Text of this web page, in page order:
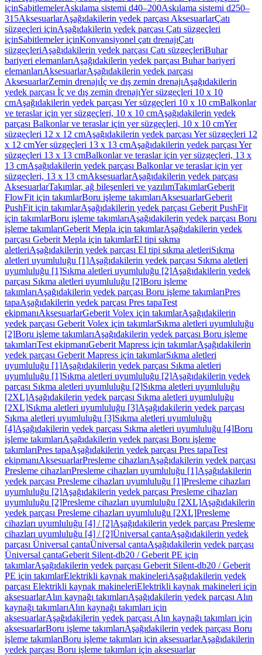
içinSabitlemelerAskılama sistemi d40–200Askılama sistemi d250–
315AksesuarlarAşağıdakilerin yedek parçası AksesuarlarÇatı
süzgeçleri içinAşağıdakilerin yedek parçası Çatı süzgeçleri
içinSabitlemeler içinKonvansiyonel çatı drenajıÇatı
süzgeçleriAşağıdakilerin yedek parçası Çatı süzgeçleriBuhar
bariyeri elemanlarıAşağıdakilerin yedek parçası Buhar bariyeri
elemanlarıAksesuarlarAşağıdakilerin yedek parçası
AksesuarlarZemin drenajıİç ve dış zemin drenajıAşağıdakilerin
yedek parçası İç ve dış zemin drenajıYer süzgeçleri 10 x 10
cmAşağıdakilerin yedek parçası Yer süzgeçleri 10 x 10 cmBalkonlar
ve teraslar için yer süzgeçleri, 10 x 10 cmAşağıdakilerin yedek
parçası Balkonlar ve teraslar için yer süzgeçleri, 10 x 10 cmYer
süzgeçleri 12 x 12 cmAşağıdakilerin yedek parçası Yer süzgeçleri 12
x 12 cmYer süzgeçleri 13 x 13 cmAşağıdakilerin yedek parçası Yer
süzgeçleri 13 x 13 cmBalkonlar ve teraslar için yer süzgeçleri, 13 x
13 cmAşağıdakilerin yedek parçası Balkonlar ve teraslar için yer
süzgeçleri, 13 x 13 cmAksesuarlarAşağıdakilerin yedek parçası
AksesuarlarTakımlar, ağ bileşenleri ve yazılımTakımlarGeberit
FlowFit için takımlarBoru işleme takımlarıAksesuarlarGeberit
PushFit için takımlarAşağıdakilerin yedek parçası Geberit PushFit
için takımlarBoru işleme takımlarıAşağıdakilerin yedek parçası Boru
işleme takımlarıGeberit Mepla için takımlarAşağıdakilerin yedek
parçası Geberit Mepla için takımlarEl tipi sıkma
aletleriAşağıdakilerin yedek parçası El tipi sıkma aletleriSıkma
aletleri uyumluluğu [1]Aşağıdakilerin yedek parçası Sıkma aletleri
uyumluluğu [1]Sıkma aletleri uyumluluğu [2]Aşağıdakilerin yedek
parçası Sıkma aletleri uyumluluğu [2]Boru işleme
takımlarıAşağıdakilerin yedek parçası Boru işleme takımlarıPres
tapaAşağıdakilerin yedek parçası Pres tapaTest
ekipmanıAksesuarlarGeberit Volex için takımlarAşağıdakilerin
yedek parçası Geberit Volex için takımlarSıkma aletleri uyumluluğu
[2]Boru işleme takımlarıAşağıdakilerin yedek parçası Boru işleme
takımlarıTest ekipmanıGeberit Mapress için takımlarAşağıdakilerin
yedek parçası Geberit Mapress için takımlarSıkma aletleri
uyumluluğu [1]Aşağıdakilerin yedek parçası Sıkma aletleri
uyumluluğu [1]Sıkma aletleri uyumluluğu [2]Aşağıdakilerin yedek
parçası Sıkma aletleri uyumluluğu [2]Sıkma aletleri uyumluluğu
[2XL]Aşağıdakilerin yedek parçası Sıkma aletleri uyumluluğu
[2XL]Sıkma aletleri uyumluluğu [3]Aşağıdakilerin yedek parçası
Sıkma aletleri uyumluluğu [3]Sıkma aletleri uyumluluğu
[4]Aşağıdakilerin yedek parçası Sıkma aletleri uyumluluğu [4]Boru
işleme takımlarıAşağıdakilerin yedek parçası Boru işleme
takımlarıPres tapaAşağıdakilerin yedek parçası Pres tapaTest
ekipmanıAksesuarlarPresleme cihazlarıAşağıdakilerin yedek parçası
Presleme cihazlarıPresleme cihazları uyumluluğu [1]Aşağıdakilerin
yedek parçası Presleme cihazları uyumluluğu [1]Presleme cihazları
uyumluluğu [2]Aşağıdakilerin yedek parçası Presleme cihazları
uyumluluğu [2]Presleme cihazları uyumluluğu [2XL]Aşağıdakilerin
yedek parçası Presleme cihazları uyumluluğu [2XL]Presleme
cihazları uyumluluğu [4] / [2]Aşağıdakilerin yedek parçası Presleme
cihazları uyumluluğu [4] / [2]Üniversal çantaAşağıdakilerin yedek
parçası Üniversal çantaÜniversal çantaAşağıdakilerin yedek parçası
Üniversal çantaGeberit Silent-db20 / Geberit PE için
takımlarAşağıdakilerin yedek parçası Geberit Silent-db20 / Geberit
PE için takımlarElektrikli kaynak makineleriAşağıdakilerin yedek
parçası Elektrikli kaynak makineleriElektrikli kaynak makineleri için
aksesuarlarAlın kaynağı takımlarıAşağıdakilerin yedek parçası Alın
kaynağı takımlarıAlın kaynağı takımları için
aksesuarlarAşağıdakilerin yedek parçası Alın kaynağı takımları için
aksesuarlarBoru işleme takımlarıAşağıdakilerin yedek parçası Boru
işleme takımlarıBoru işleme takımları için aksesuarlarAşağıdakilerin
yedek parçası Boru işleme takımları için aksesuarlar